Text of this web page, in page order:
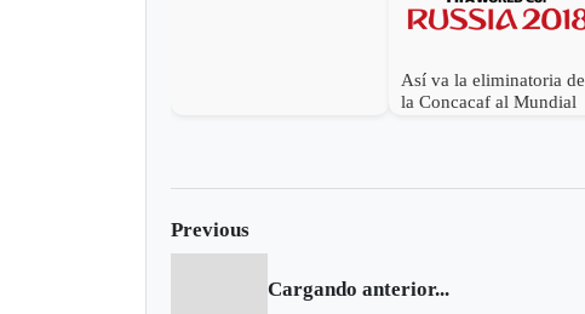
Así va la eliminatoria de
la Concacaf al Mundial
Previous
Cargando anterior...